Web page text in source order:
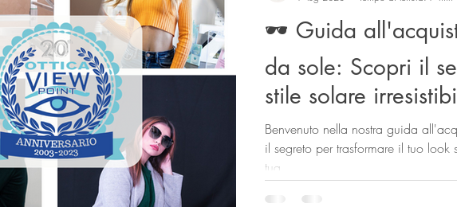
🕶️ Guida
da sole: Scopri il
stile solare
Benvenuto nella nostra guida
il segreto per trasformare il tuo look
tua...